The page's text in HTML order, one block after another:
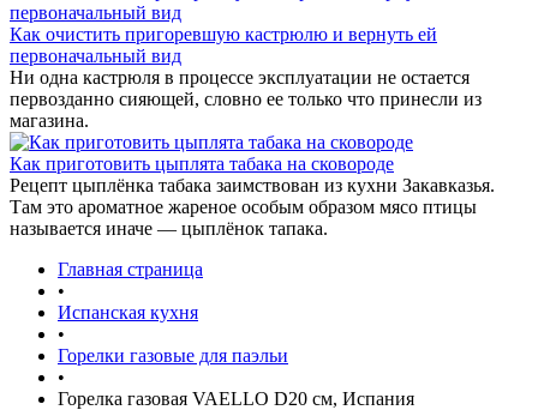
Как очистить пригоревшую кастрюлю и вернуть ей
первоначальный вид
Ни одна кастрюля в процессе эксплуатации не остается
первозданно сияющей, словно ее только что принесли из
магазина.
Как приготовить цыплята табака на сковороде
Рецепт цыплёнка табака заимствован из кухни Закавказья.
Там это ароматное жареное особым образом мясо птицы
называется иначе — цыплёнок тапака.
Главная страница
•
Испанская кухня
•
Горелки газовые для паэльи
•
Горелка газовая VAELLO D20 см, Испания